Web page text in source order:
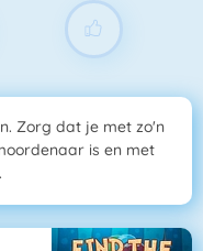
Zorg dat je met zo'n
is en met